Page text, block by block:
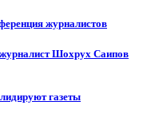
журналистов
Шохрух Саипов
газеты